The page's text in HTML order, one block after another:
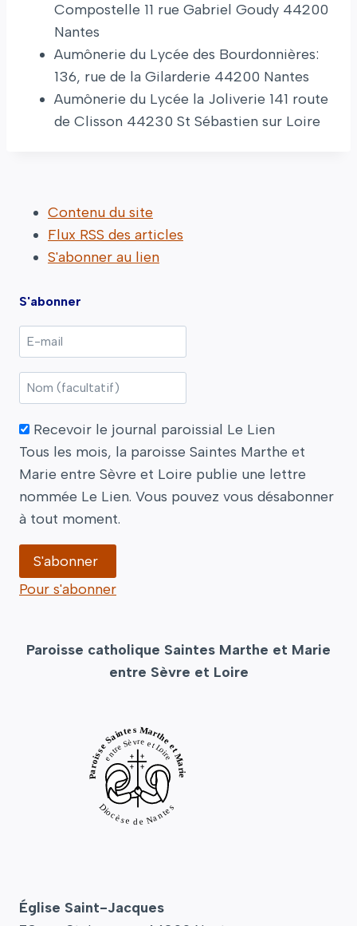
Compostelle 11 rue Gabriel Goudy 44200
Nantes
Aumônerie du Lycée des Bourdonnières:
136, rue de la Gilarderie 44200 Nantes
Aumônerie du Lycée la Joliverie 141 route
de Clisson 44230 St Sébastien sur Loire
Contenu du site
Flux RSS des articles
S'abonner au lien
S'abonner
Recevoir le journal paroissial Le Lien
Tous les mois, la paroisse Saintes Marthe et
Marie entre Sèvre et Loire publie une lettre
nommée Le Lien. Vous pouvez vous désabonner
à tout moment.
Pour s'abonner
Paroisse catholique Saintes Marthe et Marie
entre Sèvre et Loire
Église Saint-Jacques